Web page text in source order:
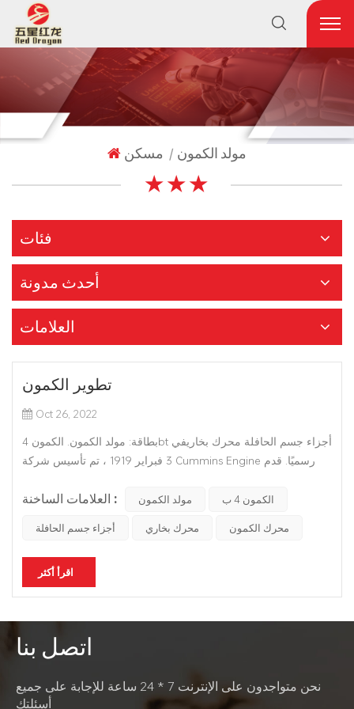
مسكن | مولد الكمون
★ ★ ★
فئات
أحدث مدونة
العلامات
تطوير الكمون
Oct 26, 2022
بطاقة: مولد الكمون. الكمون 4bt أجزاء جسم الحافلة محرك بخاريفي
3 فبراير 1919 ، تم تأسيس شركة Cummins Engine رسميًا. قدم
كولومبوس ، إنديانا ، الولايات المتحدة الأمريكية ، رأس المال
التأسيسي. كان المؤسس ، الذي يشارك اسم الشركة ، Cressy Lyle
Cummins...
العلامات الساخنة : مولد الكمون
الكمون 4 ب
أجزاء جسم الحافلة
محرك بخاري محرك الكمون
اقرأ أكثر
اتصل بنا
نحن متواجدون على الإنترنت 7 * 24 ساعة للإجابة على جميع
أسئلتك